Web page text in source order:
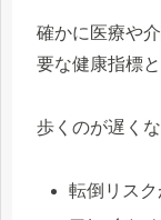
確かに医療や
要な健康指標
歩くのが遅くな
転倒リスク